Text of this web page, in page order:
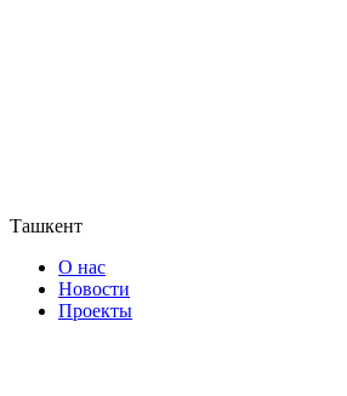
Ташкент
О нас
Новости
Проекты